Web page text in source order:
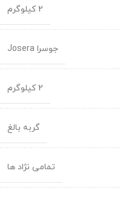
2 کیلوگرم
جوسرا Josera
2 کیلوگرم
گربه بالغ
تمامی نژاد ها